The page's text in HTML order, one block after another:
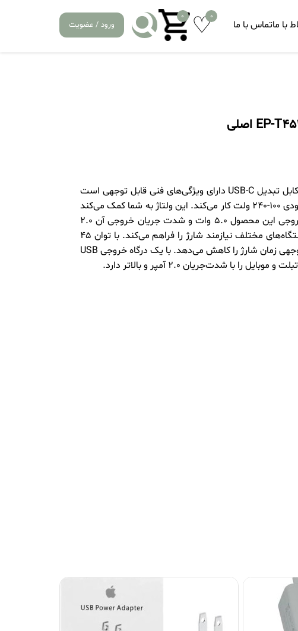
با ماتماس با ما
0
0
ورود / عضویت
شارژر دیواری 45 وات سامسونگ مدل EP-T4510 به همراه کابل تبدیل USB-C دارای ویژگی‌های فنی قابل توجهی است
که آن را از سایر شارژرها متمایز می‌کند. این شارژر با ولتاژ ورودی ۱۰۰-۲۴۰ ولت کار می‌کند. این ولتاژ به شما کمک می‌کند
تا بتوانید از آن در هر نقطه از جهان استفاده کنید. ولتاژ خروجی این محصول ۵.۰ وات و شدت جریان خروجی آن ۲.۰
آمپر و ۳.۰ آمپر است که امکان شارژ سریع‌تر و کارآمدتر دستگاه‌های مختلف نیازمند شارژ را فراهم می‌کند. با توان ۴۵
وات، از شارژ سوپر فست پشتیبانی می‌کند که به طور قابل توجهی زمان شارژ را کاهش می‌دهد. با یک درگاه خروجی USB